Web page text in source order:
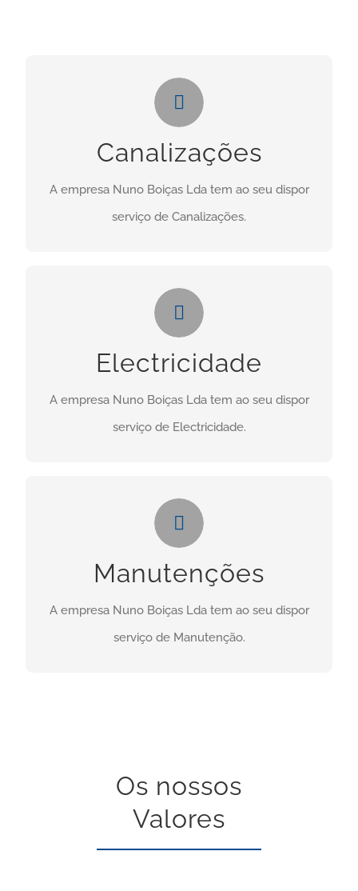
Canalizações
A empresa Nuno Boiças Lda tem ao seu dispor
serviço de Canalizações.
Canalizações
Necessita deste serviços? Clique no botão
abaixo:
CONTACTO
Electricidade
A empresa Nuno Boiças Lda tem ao seu dispor
serviço de Electricidade.
Electricidade
Necessita deste serviço? Clique no botão abaixo:
Manutenções
A empresa Nuno Boiças Lda tem ao seu dispor
serviço de Manutenção.
Manutenções
Necessita deste serviço? Clique no botão abaixo:
CONTACTO
Os nossos
Valores